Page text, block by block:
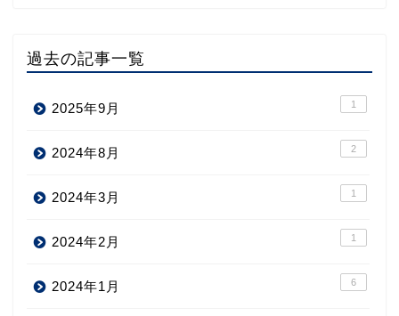
過去の記事一覧
2025年9月 1
2024年8月 2
2024年3月 1
2024年2月 1
2024年1月 6